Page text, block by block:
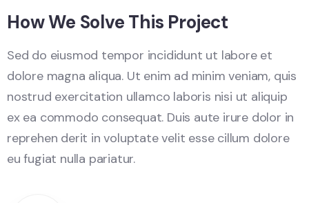
How We Solve This Project
Sed do eiusmod tempor incididunt ut labore et
dolore magna aliqua. Ut enim ad minim veniam, quis
nostrud exercitation ullamco laboris nisi ut aliquip
ex ea commodo consequat. Duis aute irure dolor in
reprehen derit in voluptate velit esse cillum dolore
eu fugiat nulla pariatur.